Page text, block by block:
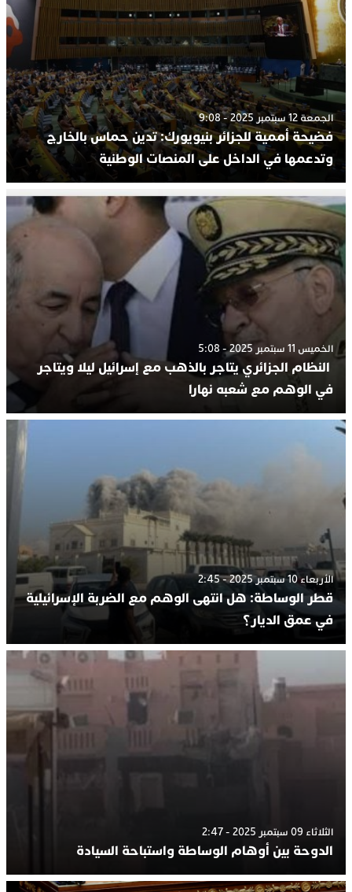
الجمعة 12 سبتمبر 2025 - 9:08
فضيحة أممية للجزائر بنيويورك: تدين حماس بالخارج
وتدعمها في الداخل على المنصات الوطنية
الخميس 11 سبتمبر 2025 - 5:08
النظام الجزائري يتاجر بالذهب مع إسرائيل ليلا ويتاجر
في الوهم مع شعبه نهارا
الأربعاء 10 سبتمبر 2025 - 2:45
قطر الوساطة: هل انتهى الوهم مع الضربة الإسرائيلية
في عمق الديار؟
الثلاثاء 09 سبتمبر 2025 - 2:47
الدوحة بين أوهام الوساطة واستباحة السيادة